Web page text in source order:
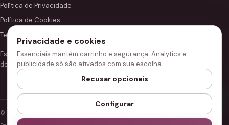
Política de Privacidade
Política de Cookies
Termos de Uso
Este site é independente e não é o portal institucional oficial
do Grupo Hinode.
© 2026 Loja Hinode.
Privacidade e cookies
Essenciais mantêm carrinho e segurança. Analytics e
publicidade só são ativados com sua escolha.
Recusar opcionais
Configurar